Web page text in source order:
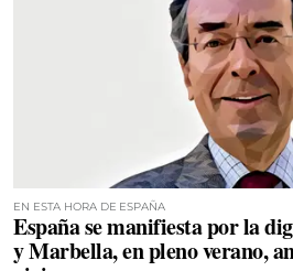
EN ESTA HORA DE ESPAÑA
España se manifiesta por la
y Marbella, en pleno verano,